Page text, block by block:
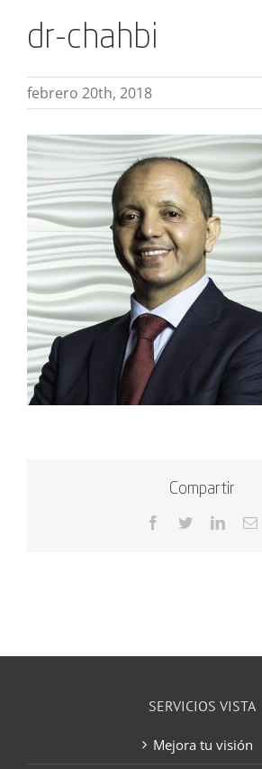
dr-chahbi
febrero 20th, 2018
Compartir
Facebook
Twitter
SERVICIOS VISTA
Mejora tu visión